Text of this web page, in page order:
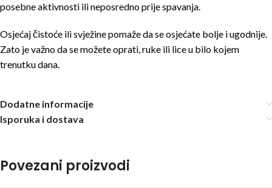
posebne aktivnosti ili neposredno prije spavanja.
Osjećaj čistoće ili svježine pomaže da se osjećate bolje i ugodnije.
Zato je važno da se možete oprati, ruke ili lice u bilo kojem
trenutku dana.
Dodatne informacije
Isporuka i dostava
Povezani proizvodi